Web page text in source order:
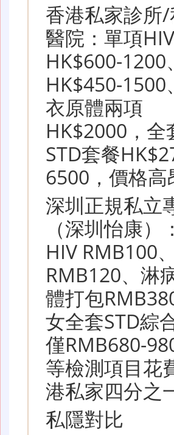
香港私家診所
醫院：單項HIV
HK$600-1200
HK$450-1500
衣原體兩項
HK$2000，全
STD套餐
6500，價格高
深圳正規私立
（深圳怡康）
HIV RMB100
RMB120、淋
體打包
女全套STD綜
僅RMB680-
等檢測項目花
港私家四分之
私隱對比